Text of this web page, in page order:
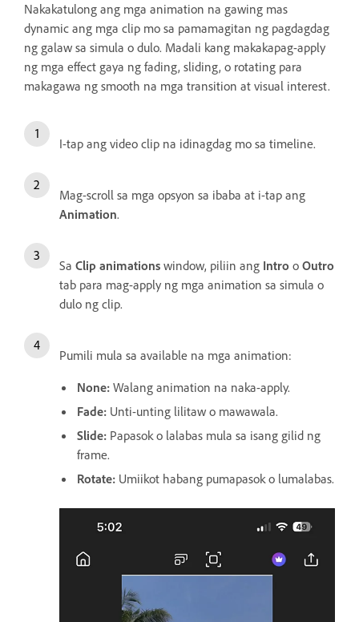
Nakakatulong ang mga animation na gawing mas
dynamic ang mga clip mo sa pamamagitan ng pagdagdag
ng galaw sa simula o dulo. Madali kang makakapag-apply
ng mga effect gaya ng fading, sliding, o rotating para
makagawa ng smooth na mga transition at visual interest.
I-tap ang video clip na idinagdag mo sa timeline.
Mag-scroll sa mga opsyon sa ibaba at i-tap ang
Animation.
Sa Clip animations window, piliin ang Intro o Outro
tab para mag-apply ng mga animation sa simula o
dulo ng clip.
Pumili mula sa available na mga animation:
None: Walang animation na naka-apply.
Fade: Unti-unting lilitaw o mawawala.
Slide: Papasok o lalabas mula sa isang gilid ng
frame.
Rotate: Umiikot habang pumapasok o lumalabas.